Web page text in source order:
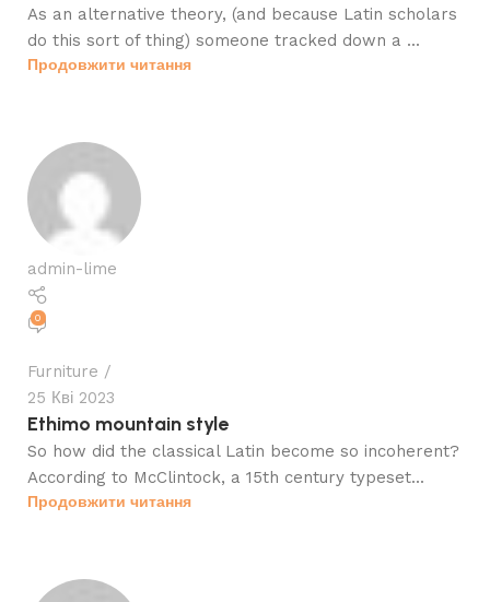
As an alternative theory, (and because Latin scholars
do this sort of thing) someone tracked down a ...
Продовжити читання
admin-lime
0
Furniture
25 Кві 2023
Ethimo mountain style
So how did the classical Latin become so incoherent?
According to McClintock, a 15th century typeset...
Продовжити читання